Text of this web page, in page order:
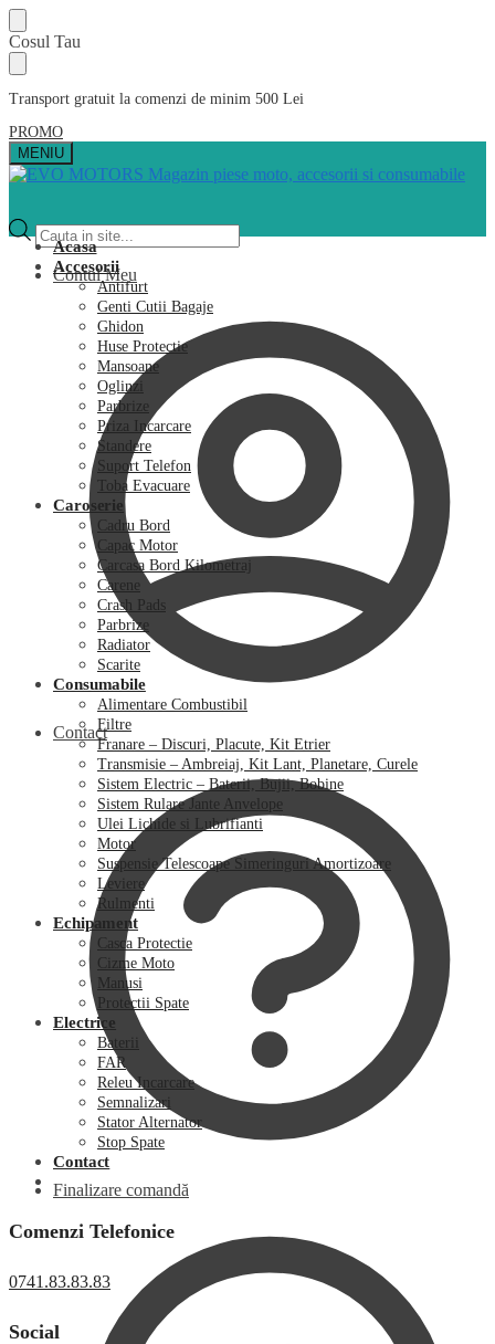
Skip
to
navigation
Skip
to
content
Cosul Tau
Transport gratuit la comenzi de minim 500 Lei
PROMO
MENIU
Products
search
Contul Meu
Contact
Finalizare comandă
Acasa
Accesorii
Antifurt
Genti Cutii Bagaje
Ghidon
Huse Protectie
Mansoane
Oglinzi
Parbrize
Priza Incarcare
Standere
Suport Telefon
Toba Evacuare
Caroserie
Cadru Bord
Capac Motor
Carcasa Bord Kilometraj
Carene
Crash Pads
Parbrize
Radiator
Scarite
Consumabile
Alimentare Combustibil
Filtre
Franare – Discuri, Placute, Kit Etrier
Transmisie – Ambreiaj, Kit Lant, Planetare, Curele
Sistem Electric – Baterii, Bujii, Bobine
Sistem Rulare Jante Anvelope
Ulei Lichide si Lubrifianti
Motor
Suspensie Telescoape Simeringuri Amortizoare
Leviere
Rulmenti
Echipament
Casca Protectie
Cizme Moto
Manusi
Protectii Spate
Electrice
Baterii
FAR
Releu Incarcare
Semnalizari
Stator Alternator
Stop Spate
Contact
Comenzi Telefonice
0741.83.83.83
Social